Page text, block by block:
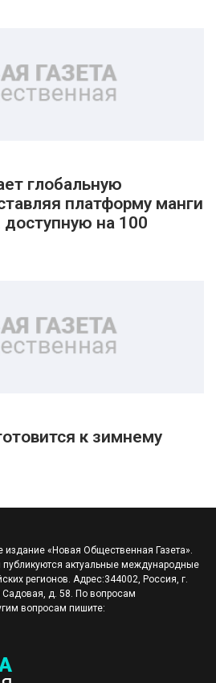
глобальную
платформу манги
доступную на 100
к зимнему
издание «Новая Общественная Газета».
публикуются актуальные международные
регионов. Адрес:344002, Россия, г.
Садовая, д. 58. По вопросам
вопросам пишите: